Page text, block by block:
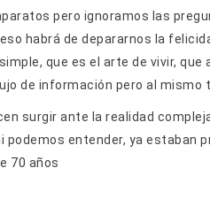
pero ignoramos las
habrá de depararnos la
que es el arte de vivir,
de información pero al mismo
surgir ante la realidad
entender, ya estaban
70 años